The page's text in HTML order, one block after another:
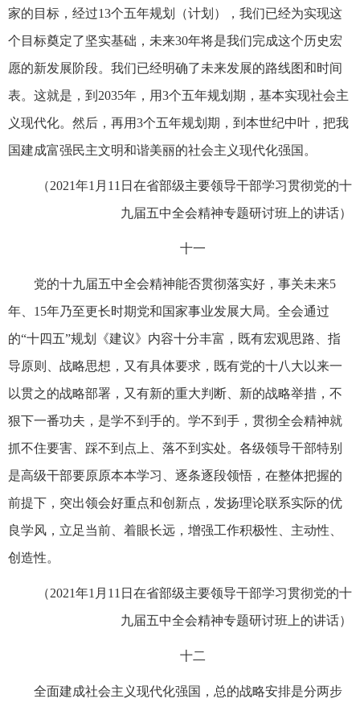
家的目标，经过13个五年规划（计划），我们已经为实现这
个目标奠定了坚实基础，未来30年将是我们完成这个历史宏
愿的新发展阶段。我们已经明确了未来发展的路线图和时间
表。这就是，到2035年，用3个五年规划期，基本实现社会主
义现代化。然后，再用3个五年规划期，到本世纪中叶，把我
国建成富强民主文明和谐美丽的社会主义现代化强国。
（2021年1月11日在省部级主要领导干部学习贯彻党的十
九届五中全会精神专题研讨班上的讲话）
十一
党的十九届五中全会精神能否贯彻落实好，事关未来5
年、15年乃至更长时期党和国家事业发展大局。全会通过
的“十四五”规划《建议》内容十分丰富，既有宏观思路、指
导原则、战略思想，又有具体要求，既有党的十八大以来一
以贯之的战略部署，又有新的重大判断、新的战略举措，不
狠下一番功夫，是学不到手的。学不到手，贯彻全会精神就
抓不住要害、踩不到点上、落不到实处。各级领导干部特别
是高级干部要原原本本学习、逐条逐段领悟，在整体把握的
前提下，突出领会好重点和创新点，发扬理论联系实际的优
良学风，立足当前、着眼长远，增强工作积极性、主动性、
创造性。
（2021年1月11日在省部级主要领导干部学习贯彻党的十
九届五中全会精神专题研讨班上的讲话）
十二
全面建成社会主义现代化强国，总的战略安排是分两步